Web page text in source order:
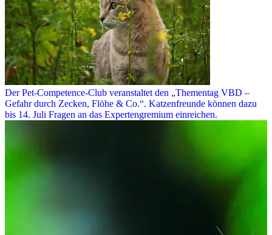
Der Pet-Competence-Club veranstaltet den „Thementag VBD –
Gefahr durch Zecken, Flöhe & Co.“. Katzenfreunde können dazu
bis 14. Juli Fragen an das Expertengremium einreichen.